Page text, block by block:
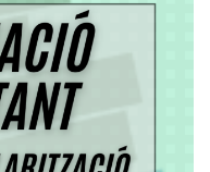
Sobre El
DE